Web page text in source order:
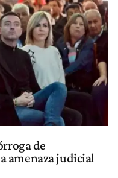
de
amenaza judicial